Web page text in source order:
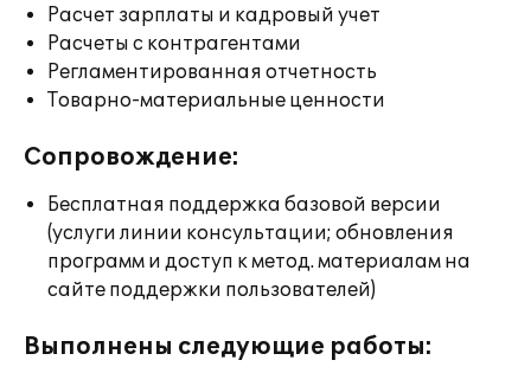
Расчет зарплаты и кадровый учет
Расчеты с контрагентами
Регламентированная отчетность
Товарно-материальные ценности
Сопровождение:
Бесплатная поддержка базовой версии
(услуги линии консультации; обновления
программ и доступ к метод. материалам на
сайте поддержки пользователей)
Выполнены следующие работы: